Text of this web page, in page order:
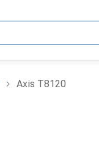
Axis T8120